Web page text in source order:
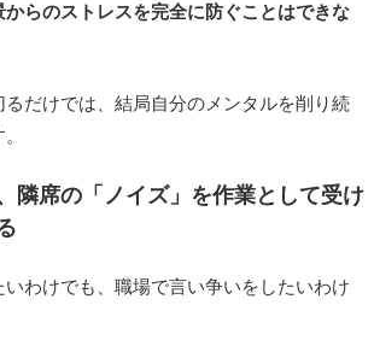
からのストレスを完全に防ぐことはできな
るだけでは、結局自分のメンタルを削り続
隣席の「ノイズ」を作業として受け
いわけでも、職場で言い争いをしたいわけ